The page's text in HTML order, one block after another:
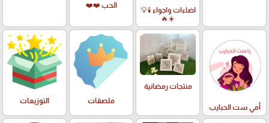
اضاءات واجواء 🕯️💡
☀️🔥
الحب ❤️❤️
أمي ست الحبايب
منتجات رمضانية
ملصقات
التوزيعات